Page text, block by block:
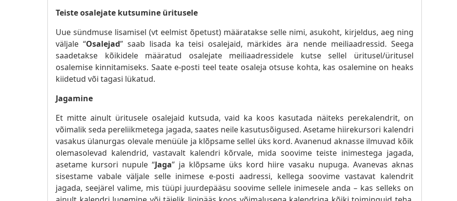
Teiste osalejate kutsumine üritusele
Uue sündmuse lisamisel (vt eelmist õpetust) määratakse selle nimi, asukoht, kirjeldus, aeg ning
väljale “Osalejad” saab lisada ka teisi osalejaid, märkides ära nende meiliaadressid. Seega
saadetakse kõikidele määratud osalejate meiliaadressidele kutse sellel üritusel/üritusel
osalemise kinnitamiseks. Saate e-posti teel teate osaleja otsuse kohta, kas osalemine on heaks
kiidetud või tagasi lükatud.
Jagamine
Et mitte ainult üritusele osalejaid kutsuda, vaid ka koos kasutada näiteks perekalendrit, on
võimalik seda pereliikmetega jagada, saates neile kasutusõigused. Asetame hiirekursori kalendri
vasakus ülanurgas olevale menüüle ja klõpsame sellel üks kord. Avanenud aknasse ilmuvad kõik
olemasolevad kalendrid, vastavalt kalendri kõrvale, mida soovime teiste inimestega jagada,
asetame kursori nupule “Jaga” ja klõpsame üks kord hiire vasaku nupuga. Avanevas aknas
sisestame vabale väljale selle inimese e-posti aadressi, kellega soovime vastavat kalendrit
jagada, seejärel valime, mis tüüpi juurdepääsu soovime sellele inimesele anda – kas selleks on